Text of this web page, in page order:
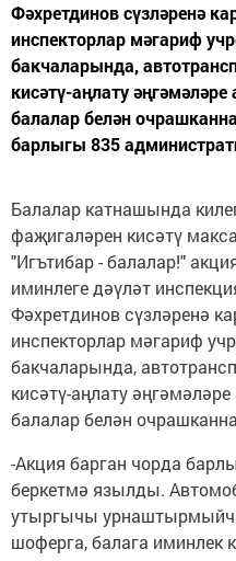
Фәхретдинов сүзләренә
инспекторлар мәгариф
бакчаларында,
кисәтү-аңлату
балалар белән
барлыгы 835
Балалар катнашында
фаҗигаләрен кисәтү
"Игътибар - балалар!"
иминлеге дәүләт
Фәхретдинов сүзләренә
инспекторлар мәгариф
бакчаларында,
кисәтү-аңлату
балалар белән
-Акция барган чорда
беркетмә язылды.
утыргычы
шоферга, балага иминлек